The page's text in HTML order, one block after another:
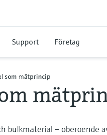
Support Företag
som mätprincip
bulkmaterial – oberoende